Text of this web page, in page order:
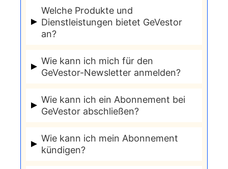
GeVestor ist ein Verlag, der sich auf
Finanz- und Anlagestrategien
spezialisiert hat. Er bietet
Publikationen zu Themen wie Börse,
Immobilien, Trading und Steuern an.
Welche Produkte und
Dienstleistungen bietet GeVestor
an?
Börsen- und Finanznewsletter
E-Books und Print-Publikationen
Seminare und Webinare
Wie kann ich mich für den
GeVestor-Newsletter anmelden?
Du kannst dich über die offizielle
GeVestor-Websitefür verschiedene
anmelden.
Wie kann ich ein Abonnement bei
GeVestor abschließen?
Abonnements können direkt über die
Website abgeschlossen werden, indem
Wie kann ich mein Abonnement
kündigen?